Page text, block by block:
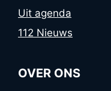
Uit agenda
112 Nieuws
OVER ONS